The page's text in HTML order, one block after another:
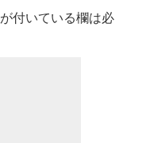
が付いている欄は必